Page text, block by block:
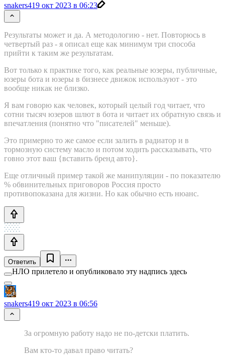
snakers419 окт 2023 в 06:23
Результаты может и да. А методологию - нет. Повторюсь в
четвертый раз - я описал еще как минимум три способа
прийти к таким же результатам.
Вот только к практике того, как реальные юзеры, публичные,
юзеры бота и юзеры в бизнесе движок используют - это
вообще никак не близко.
Я вам говорю как человек, который целый год читает, что
сотни тысяч юзеров шлют в бота и читает их обратную связь и
впечатления (понятно что "писателей" меньше).
Это примерно то же самое если залить в радиатор и в
тормозную систему масло и потом ходить рассказывать, что
говно этот ваш {вставить бренд авто}.
Еще отличный пример такой же манипуляции - по показателю
% обвинительных приговоров Россия просто
противопоказана для жизни. Но как обычно есть нюанс.
Ответить
НЛО прилетело и опубликовало эту надпись здесь
snakers419 окт 2023 в 06:56
За огромную работу надо не по-детски платить.
Вам кто-то давал право читать?